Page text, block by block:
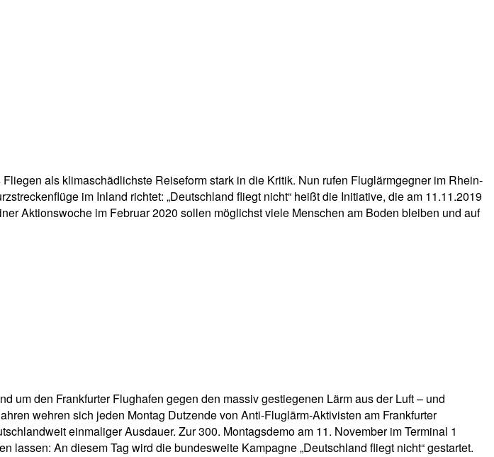
als klimaschädlichste Reiseform stark in die Kritik. Nun rufen Fluglärmgegner im Rhein-
im Inland richtet: „Deutschland fliegt nicht“ heißt die Initiative, die am 11.11.2019
Aktionswoche im Februar 2020 sollen möglichst viele Menschen am Boden bleiben und auf
um den Frankfurter Flughafen gegen den massiv gestiegenen Lärm aus der Luft – und
wehren sich jeden Montag Dutzende von Anti-Fluglärm-Aktivisten am Frankfurter
einmaliger Ausdauer. Zur 300. Montagsdemo am 11. November im Terminal 1
An diesem Tag wird die bundesweite Kampagne „Deutschland fliegt nicht“ gestartet.